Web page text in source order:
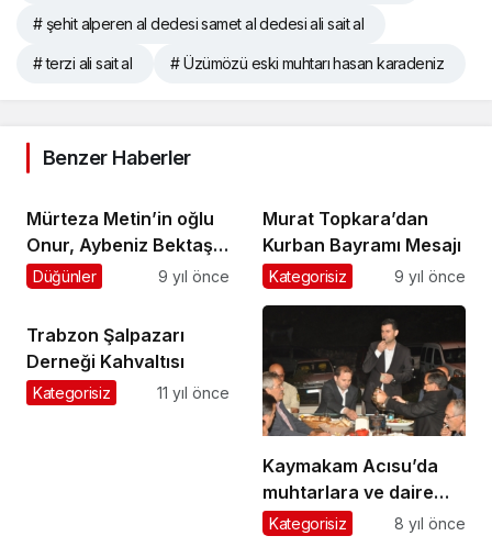
# şehit alperen al dedesi samet al dedesi ali sait al
# terzi ali sait al # Üzümözü eski muhtarı hasan karadeniz
Benzer Haberler
Mürteza Metin’in oğlu
Onur, Aybeniz Bektaş
ile evleniyor
Düğünler 9 yıl önce
Murat Topkara’dan
Kurban Bayramı Mesajı
Kategorisiz 9 yıl önce
Trabzon Şalpazarı
Derneği Kahvaltısı
Kategorisiz 11 yıl önce
Kaymakam Acısu’da
muhtarlara ve daire
amirlerine iftar verdi
Kategorisiz 8 yıl önce